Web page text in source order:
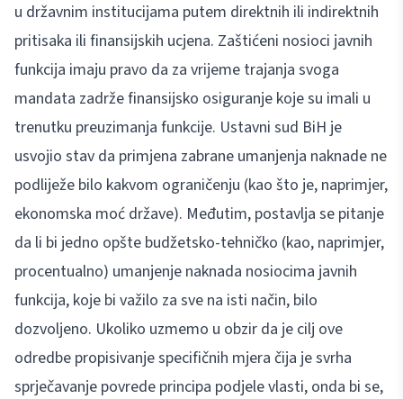
u državnim institucijama putem direktnih ili indirektnih
pritisaka ili finansijskih ucjena. Zaštićeni nosioci javnih
funkcija imaju pravo da za vrijeme trajanja svoga
mandata zadrže finansijsko osiguranje koje su imali u
trenutku preuzimanja funkcije. Ustavni sud BiH je
usvojio stav da primjena zabrane umanjenja naknade ne
podliježe bilo kakvom ograničenju (kao što je, naprimjer,
ekonomska moć države). Međutim, postavlja se pitanje
da li bi jedno opšte budžetsko-tehničko (kao, naprimjer,
procentualno) umanjenje naknada nosiocima javnih
funkcija, koje bi važilo za sve na isti način, bilo
dozvoljeno. Ukoliko uzmemo u obzir da je cilj ove
odredbe propisivanje specifičnih mjera čija je svrha
sprječavanje povrede principa podjele vlasti, onda bi se,